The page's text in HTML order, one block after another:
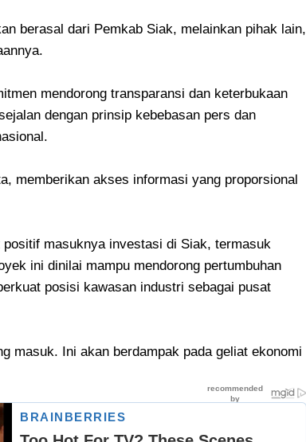
berasal dari Pemkab Siak, melainkan pihak lain,
mendorong transparansi dan keterbukaan
dengan prinsip kebebasan pers dan
memberikan akses informasi yang proporsional
masuknya investasi di Siak, termasuk
ini dinilai mampu mendorong pertumbuhan
posisi kawasan industri sebagai pusat
masuk. Ini akan berdampak pada geliat ekonomi